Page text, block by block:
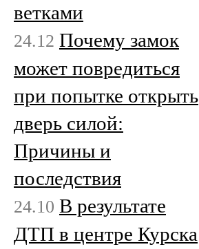
ветками
24.12 Почему замок
может повредиться
при попытке открыть
дверь силой:
Причины и
последствия
24.10 В результате
ДТП в центре Курска